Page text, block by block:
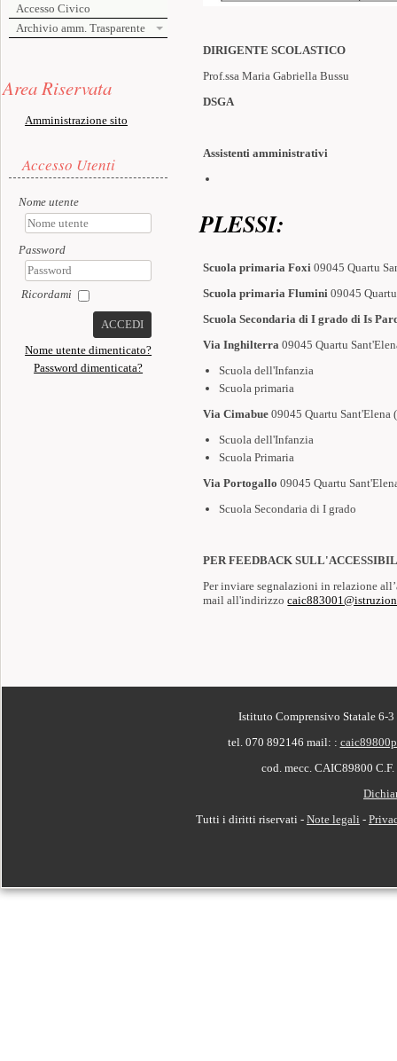
Accesso Civico
Archivio amm. Trasparente
Risorse aggiuntive (colonna di sinistra)
Area Riservata
Amministrazione sito
Accesso utente
Accesso Utenti
Nome utente
Password
Ricordami
ACCEDI
Nome utente dimenticato?
Password dimenticata?
DIRIGENTE SCOLASTICO
Prof.ssa Maria Gabriella Bussu
DSGA
Assistenti amministrativi
PLESSI:
Scuola primaria Foxi09045 Quartu
Scuola primaria Flumini 09045
Scuola Secondaria di I grado di Is
Via Inghilterra 09045 Quartu
Scuola dell'Infanzia
Scuola primaria
Via Cimabue 09045 Quartu Sant'Elena
Scuola dell'Infanzia
Scuola Primaria
Via Portogallo 09045 Quartu
Scuola Secondaria di I grado
PER FEEDBACK
Per inviare segnalazioni in relazione
mail all'indirizzo
Istituto Comprensivo Statale 6-
tel. 070 892146 mail: :
cod. mecc. CAIC89800
Tutti i diritti riservati - Note legali -